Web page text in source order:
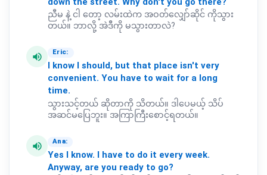
ညီမ နဲ့ ငါ တော့ လမ်းထဲက အဝတ်လျှော်ဆိုင် ကိုသွား
တယ်။ ဘာလို့ အဲဒီကို မသွားတာလဲ?
volume_up Eric:
know should, but that place isn't very
convenient. You have to wait for a long
time.
သွားသင့်တယ် ဆိုတာကို သိတယ်။ ဒါပေမယ့် သိပ်
အဆင်မပြေဘူး။ အကြာကြီးစောင့်ရတယ်။
volume_up Ana:
Yes know. have to do it every week.
Anyway, are you ready to go?